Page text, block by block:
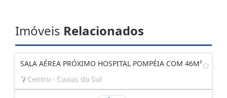
Imóveis Relacionados
SALA AÉREA PRÓXIMO HOSPITAL POMPÉIA COM 46M²
Centro - Caxias do Sul